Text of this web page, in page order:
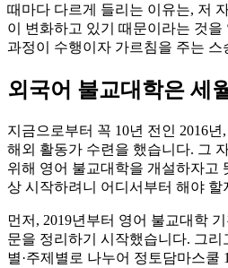
때마다 다르게 들리는 이유는, 저
이 변화하고 있기 때문이라는 것
과정이 수행이자 가르침을 주는 스
외국어 불교대학은 세
지금으로부터 꼭 10년 전인 2016
해외 활동가 수련을 했습니다. 그
위해 영어 불교대학을 개설하자고
상 시작하려니 어디서부터 해야 할
먼저, 2019년부터 영어 불교대학
문을 정리하기 시작했습니다. 그리
별·주제별로 나누어 정토담마스쿨